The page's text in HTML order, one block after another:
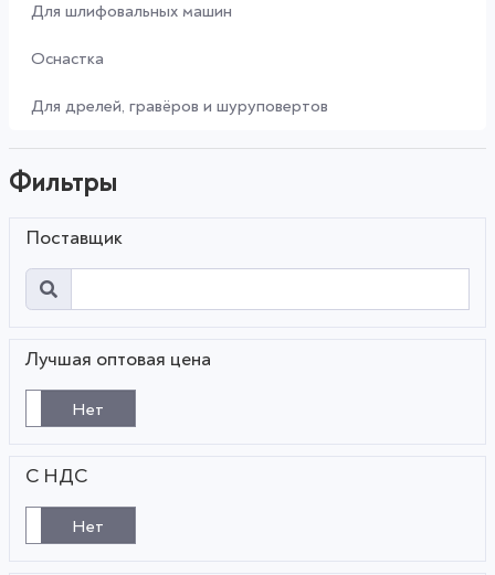
Для шлифовальных машин
Оснастка
Для дрелей, гравёров и шуруповертов
Фильтры
Поставщик
Лучшая оптовая цена
Нет
С НДС
Нет